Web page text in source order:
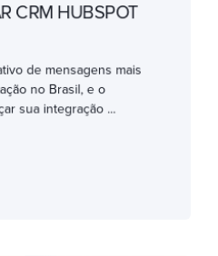
CRM HUBSPOT
de mensagens mais
no Brasil, e o
sua integração ...